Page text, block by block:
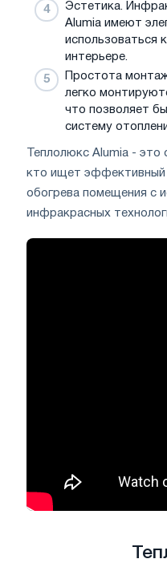
Эстетика.
Alumia имеют
использоваться
интерьере.
Простота
легко
что позволяет
систему
Теплолюкс Alumia - это
кто ищет эффективный
обогрева помещения с
инфракрасных